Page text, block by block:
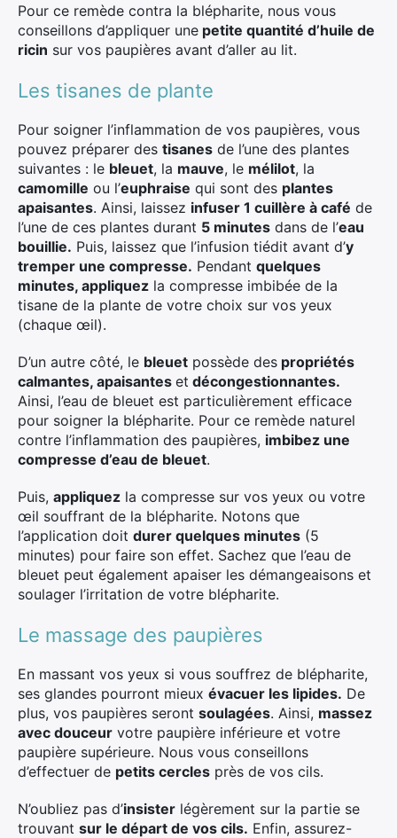
Pour ce remède contra la blépharite, nous vous
conseillons d’appliquer une petite quantité d’huile de
ricin sur vos paupières avant d’aller au lit.
Les tisanes de plante
Pour soigner l’inflammation de vos paupières, vous
pouvez préparer des tisanes de l’une des plantes
suivantes : le bleuet, la mauve, le mélilot, la
camomille ou l’euphraise qui sont des plantes
apaisantes. Ainsi, laissez infuser 1 cuillère à café de
l’une de ces plantes durant 5 minutes dans de l’eau
bouillie. Puis, laissez que l’infusion tiédit avant d’y
tremper une compresse. Pendant quelques
minutes, appliquez la compresse imbibée de la
tisane de la plante de votre choix sur vos yeux
(chaque œil).
D’un autre côté, le bleuet possède des propriétés
calmantes, apaisantes et décongestionnantes.
Ainsi, l’eau de bleuet est particulièrement efficace
pour soigner la blépharite. Pour ce remède naturel
contre l’inflammation des paupières, imbibez une
compresse d’eau de bleuet.
Puis, appliquez la compresse sur vos yeux ou votre
œil souffrant de la blépharite. Notons que
l’application doit durer quelques minutes (5
minutes) pour faire son effet. Sachez que l’eau de
bleuet peut également apaiser les démangeaisons et
soulager l’irritation de votre blépharite.
Le massage des paupières
En massant vos yeux si vous souffrez de blépharite,
ses glandes pourront mieux évacuer les lipides. De
plus, vos paupières seront soulagées. Ainsi, massez
avec douceur votre paupière inférieure et votre
paupière supérieure. Nous vous conseillons
d’effectuer de petits cercles près de vos cils.
N’oubliez pas d’insister légèrement sur la partie se
trouvant sur le départ de vos cils. Enfin, assurez-
Rechercher
: